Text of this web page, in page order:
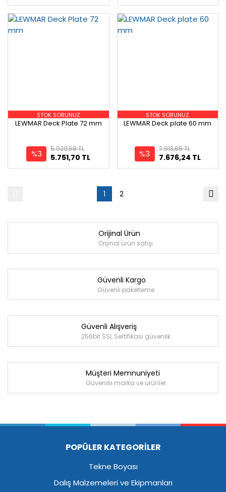
STOK SORUNUZ
LEWMAR Deck Plate 72 mm
%3 5.751,70 TL
5.929,58 TL
STOK SORUNUZ
LEWMAR Deck plate 60 mm
%3 7.676,24 TL
7.913,65 TL
1 2
Orijinal Ürün
Orijinal ürün satışı
Güvenli Kargo
Güvenli paketleme
Güvenli Alışveriş
256bit SSL Sertifikası güvenlik
Müşteri Memnuniyeti
Güvenilir marka ve ürünler
POPÜLER KATEGORİLER
Tekne Boyası
Dalış Malzemeleri ve Ekipmanları